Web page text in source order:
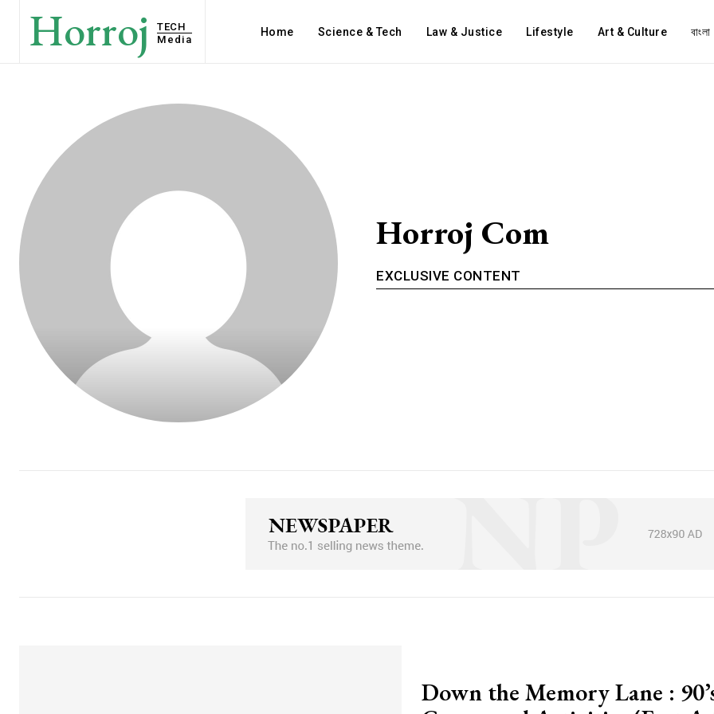
Horroj
TECH
Media
Home Science & Tech Law & Justice Lifestyle Art & Culture বাংলা
Horroj Com
EXCLUSIVE CONTENT
Down the Memory Lane :